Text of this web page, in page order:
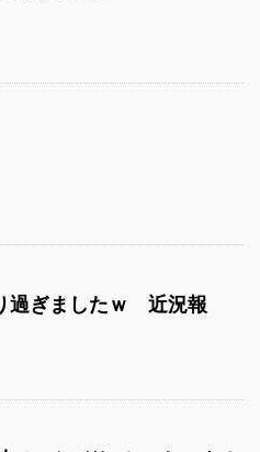
過ぎましたｗ 近況報